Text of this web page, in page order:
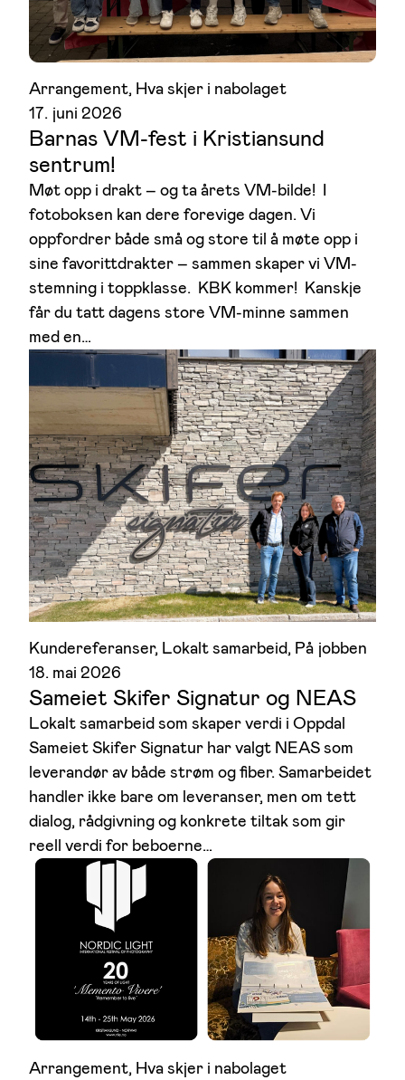
Arrangement, Hva skjer i nabolaget
17. juni 2026
Barnas VM-fest i Kristiansund
sentrum!
Møt opp i drakt – og ta årets VM-bilde! I
fotoboksen kan dere forevige dagen. Vi
oppfordrer både små og store til å møte opp i
sine favorittdrakter – sammen skaper vi VM-
stemning i toppklasse. KBK kommer! Kanskje
får du tatt dagens store VM-minne sammen
med en…
Kundereferanser, Lokalt samarbeid, På jobben
18. mai 2026
Sameiet Skifer Signatur og NEAS
Lokalt samarbeid som skaper verdi i Oppdal
Sameiet Skifer Signatur har valgt NEAS som
leverandør av både strøm og fiber. Samarbeidet
handler ikke bare om leveranser, men om tett
dialog, rådgivning og konkrete tiltak som gir
reell verdi for beboerne…
Arrangement, Hva skjer i nabolaget